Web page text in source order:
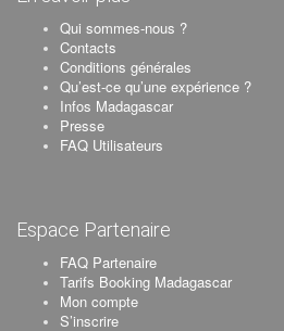
Qui sommes-nous ?
Contacts
Conditions générales
Qu’est-ce qu’une expérience ?
Infos Madagascar
Presse
FAQ Utilisateurs
Espace Partenaire
FAQ Partenaire
Tarifs Booking Madagascar
Mon compte
S’inscrire